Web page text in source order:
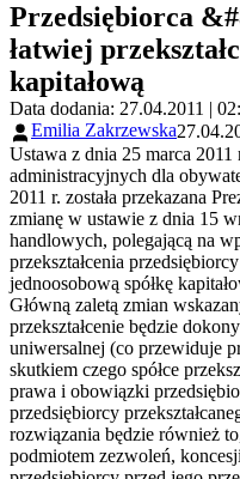
Przedsiębiorca
łatwiej
kapitałową
Data dodania: 27.04.2011 |
Emilia Zakrzewska
Ustawa z dnia 25 marca
administracyjnych dla
2011 r. została przekazana
zmianę w ustawie z dnia 15
handlowych, polegającą na
przekształcenia
jednoosobową spółkę
Główną zaletą zmian
przekształcenie będzie
uniwersalnej (co przewiduje
skutkiem czego spółce
prawa i obowiązki
przedsiębiorcy
rozwiązania będzie również
podmiotem zezwoleń,